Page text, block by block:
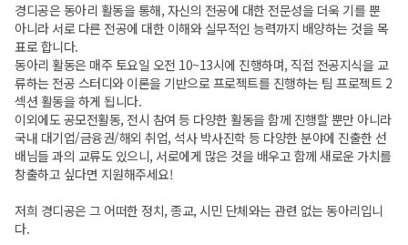
경디공은 동아리 활동을 통해, 자신의 전공에 대한 전문성을 더욱 기를 뿐
아니라 서로 다른 전공에 대한 이해와 실무적인 능력까지 배양하는 것을 목
표로 합니다.
동아리 활동은 매주 토요일 오전 10~13시에 진행하며, 직접 전공지식을 교
류하는 전공 스터디와 이론을 기반으로 프로젝트를 진행하는 팀 프로젝트 2
섹션 활동을 하게 됩니다.
이외에도 공모전활동, 전시 참여 등 다양한 활동을 함께 진행할 뿐만 아니라
국내 대기업/금융권/해외 취업, 석사 박사진학 등 다양한 분야에 진출한 선
배님들 과의 교류도 있으니, 서로에게 많은 것을 배우고 함께 새로운 가치를
창출하고 싶다면 지원해주세요!
저희 경디공은 그 어떠한 정치, 종교, 시민 단체와는 관련 없는 동아리입니
다.